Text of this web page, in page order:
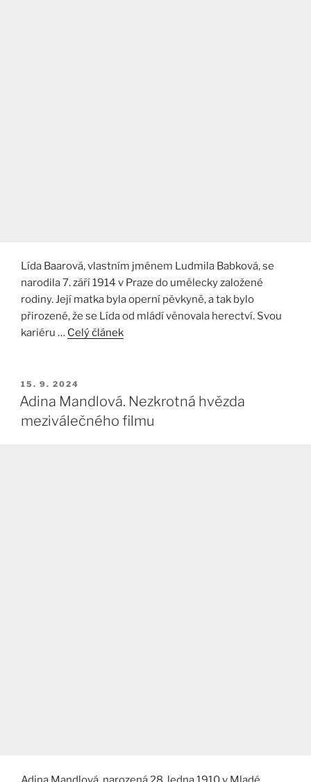
Lída Baarová, vlastním jménem Ludmila Babková, se
narodila 7. září 1914 v Praze do umělecky založené
rodiny. Její matka byla operní pěvkyně, a tak bylo
přirozené, že se Lída od mládí věnovala herectví. Svou
kariéru … Celý článek
PUBLIKOVÁNO
15. 9. 2024
Adina Mandlová. Nezkrotná hvězda
meziválečného filmu